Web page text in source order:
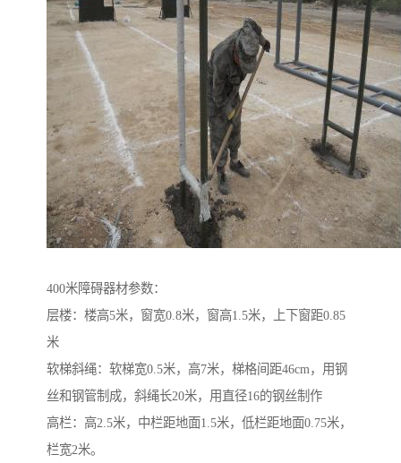
400米障碍器材参数：
层楼：楼高5米，窗宽0.8米，窗高1.5米，上下窗距0.85
米
软梯斜绳：软梯宽0.5米，高7米，梯格间距46cm，用钢
丝和钢管制成，斜绳长20米，用直径16的钢丝制作
高栏：高2.5米，中栏距地面1.5米，低栏距地面0.75米，
栏宽2米。